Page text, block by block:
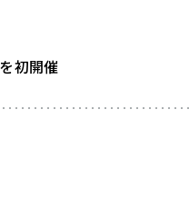
初開催